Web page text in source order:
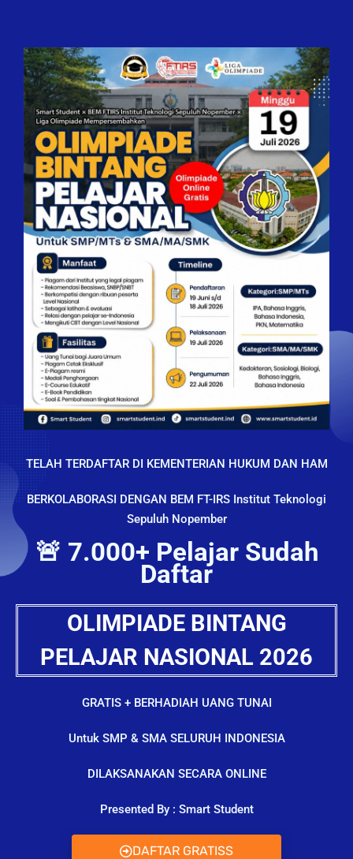
TELAH TERDAFTAR DI KEMENTERIAN HUKUM DAN HAM
BERKOLABORASI DENGAN BEM FT-IRS Institut Teknologi
Sepuluh Nopember
🚨 7.000+ Pelajar Sudah
Daftar
OLIMPIADE BINTANG
PELAJAR NASIONAL 2026
GRATIS + BERHADIAH UANG TUNAI
Untuk SMP & SMA SELURUH INDONESIA
DILAKSANAKAN SECARA ONLINE
Presented By : Smart Student
DAFTAR GRATISS